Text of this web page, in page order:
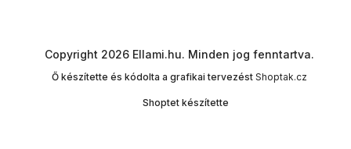
Shoptet készítette
Copyright 2026 Ellami.hu. Minden jog fenntartva.
Ő készítette és kódolta a grafikai tervezést Shoptak.cz